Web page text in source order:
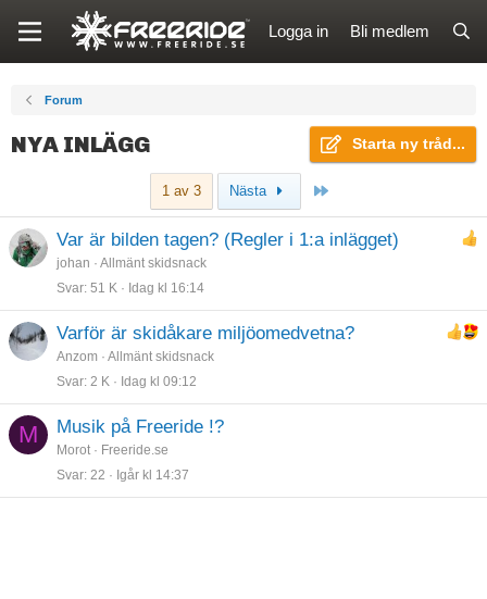
Logga in Bli medlem
Forum
NYA INLÄGG Starta ny tråd...
1 av 3 Nästa
Var är bilden tagen? (Regler i 1:a inlägget)
johan
Allmänt skidsnack
Svar 51 K Idag kl 16:14
Varför är skidåkare miljöomedvetna?
Anzom
Allmänt skidsnack
Svar 2 K Idag kl 09:12
M Musik på Freeride !?
Morot
Freeride.se
Svar 22 Igår kl 14:37